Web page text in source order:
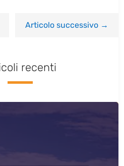
Articolo successivo→
recenti